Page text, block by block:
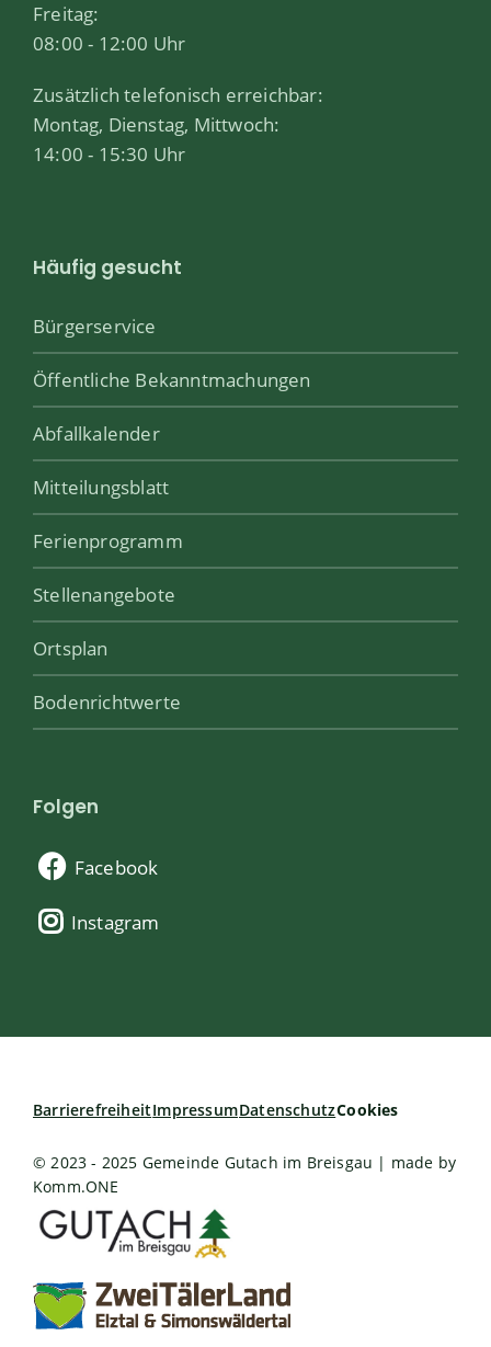
Freitag:
08:00 - 12:00 Uhr
Zusätzlich telefonisch erreichbar:
Montag, Dienstag, Mittwoch:
14:00 - 15:30 Uhr
Häufig gesucht
Bürgerservice
Öffentliche Bekanntmachungen
Abfallkalender
Mitteilungsblatt
Ferienprogramm
Stellenangebote
Ortsplan
Bodenrichtwerte
Folgen
Facebook
Instagram
BarrierefreiheitImpressumDatenschutzCookies
© 2023 - 2025 Gemeinde Gutach im Breisgau | made by
Komm.ONE